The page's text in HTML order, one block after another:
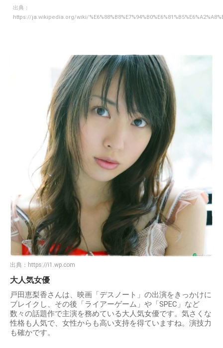
出典：
https://ja.wikipedia.org/wiki/
出典： https://i1.wp.com
大人気女優
戸田恵梨香さんは、映画「デスノート」の出演をきっかけに
ブレイクし、その後「ライアーゲーム」や「SPEC」など
数々の話題作で主演を務めている大人気女優です。気さくな
性格も人気で、女性からも高い支持を得ていますね。演技力
も確かです。